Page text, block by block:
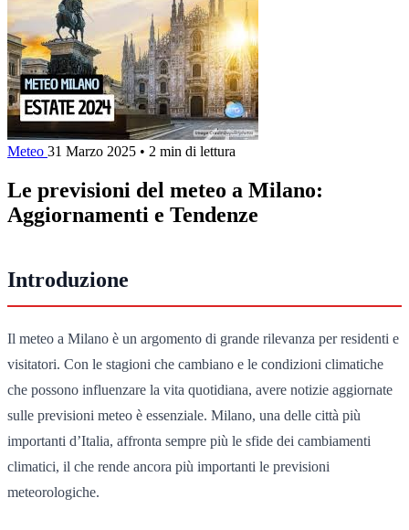
Meteo 31 Marzo 2025 • 2 min di lettura
Le previsioni del meteo a Milano:
Aggiornamenti e Tendenze
Introduzione
Il meteo a Milano è un argomento di grande rilevanza per residenti e
visitatori. Con le stagioni che cambiano e le condizioni climatiche
che possono influenzare la vita quotidiana, avere notizie aggiornate
sulle previsioni meteo è essenziale. Milano, una delle città più
importanti d’Italia, affronta sempre più le sfide dei cambiamenti
climatici, il che rende ancora più importanti le previsioni
meteorologiche.